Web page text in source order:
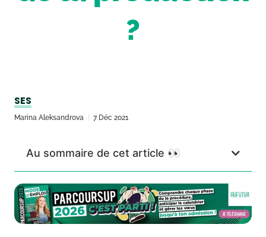
?
SES
Marina Aleksandrova 7 Déc 2021
Au sommaire de cet article 👀